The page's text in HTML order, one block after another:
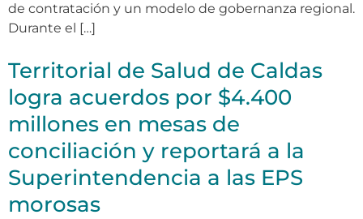
de contratación y un modelo de gobernanza regional.
Durante el […]
Territorial de Salud de Caldas
logra acuerdos por $4.400
millones en mesas de
conciliación y reportará a la
Superintendencia a las EPS
morosas